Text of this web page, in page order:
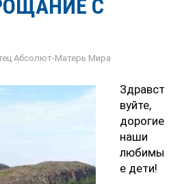
С
Абсолют-Матерь Мира
Здравст
вуйте,
дорогие
наши
любимы
е дети!